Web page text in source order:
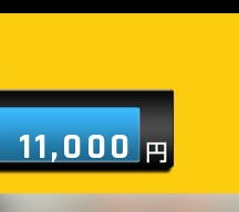
11,000